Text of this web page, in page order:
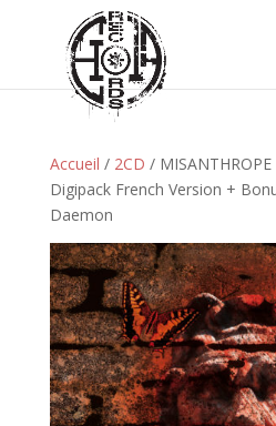
Accueil / 2CD /
Digipack French Version +
Daemon